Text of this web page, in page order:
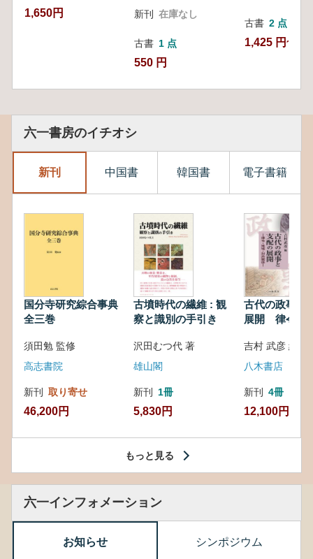
1,650円 新刊 在庫なし
古書 1 点
550 円
古書 2 点
1,425 円~
六一書房のイチオシ
新刊 中国書 韓国書 電子書籍
国分寺研究綜合事典
全三巻
須田勉 監修
高志書院
新刊 取り寄せ
46,200円
古墳時代の繊維 : 観
察と識別の手引き
沢田むつ代 著
雄山閣
新刊 1冊
5,830円
古代の政事と
展開 律令・
吉村 武彦 編集
八木書店
新刊 4冊
12,100円
もっと見る
六一インフォメーション
お知らせ シンポジウム